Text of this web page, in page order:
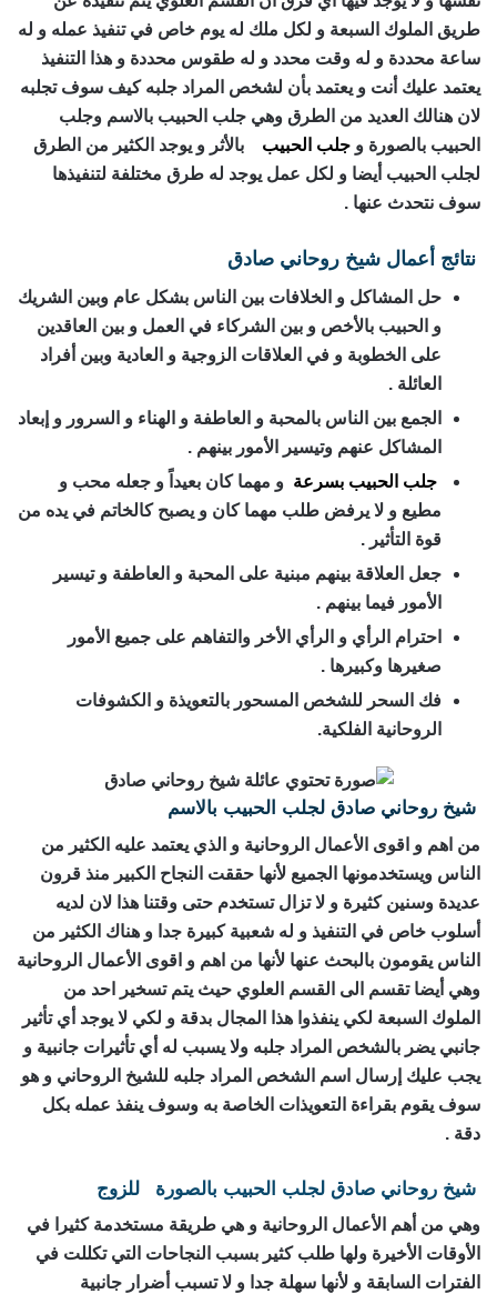
طريق الملوك السبعة و لكل ملك له يوم خاص في تنفيذ عمله و له
ساعة محددة و له وقت محدد و له طقوس محددة و هذا التنفيذ
يعتمد عليك أنت و يعتمد بأن لشخص المراد جلبه كيف سوف تجلبه
لان هنالك العديد من الطرق وهي جلب الحبيب بالاسم وجلب
الحبيب بالصورة و جلب الحبيب
بالأثر و يوجد الكثير من الطرق
لجلب الحبيب أيضا و لكل عمل يوجد له طرق مختلفة لتنفيذها
سوف نتحدث عنها .
نتائج أعمال شيخ روحاني صادق
حل المشاكل و الخلافات بين الناس بشكل عام وبين الشريك
و الحبيب بالأخص و بين الشركاء في العمل و بين العاقدين
على الخطوبة و في العلاقات الزوجية و العادية وبين أفراد
العائلة .
الجمع بين الناس بالمحبة و العاطفة و الهناء و السرور و إبعاد
المشاكل عنهم وتيسير الأمور بينهم .
جلب الحبيب بسرعة و مهما كان بعيداً و جعله محب و
مطيع و لا يرفض طلب مهما كان و يصبح كالخاتم في يده من
قوة التأثير .
جعل العلاقة بينهم مبنية على المحبة و العاطفة و تيسير
الأمور فيما بينهم .
احترام الرأي و الرأي الأخر والتفاهم على جميع الأمور
صغيرها وكبيرها .
فك السحر للشخص المسحور بالتعويذة و الكشوفات
الروحانية الفلكية.
شيخ روحاني صادق لجلب الحبيب بالاسم
من اهم و اقوى الأعمال الروحانية و الذي يعتمد عليه الكثير من
الناس ويستخدمونها الجميع لأنها حققت النجاح الكبير منذ قرون
عديدة وسنين كثيرة و لا تزال تستخدم حتى وقتنا هذا لان لديه
أسلوب خاص في التنفيذ و له شعبية كبيرة جدا و هناك الكثير من
الناس يقومون بالبحث عنها لأنها من اهم و اقوى الأعمال الروحانية
وهي أيضا تقسم الى القسم العلوي حيث يتم تسخير احد من
الملوك السبعة لكي ينفذوا هذا المجال بدقة و لكي لا يوجد أي تأثير
جانبي يضر بالشخص المراد جلبه ولا يسبب له أي تأثيرات جانبية و
يجب عليك إرسال اسم الشخص المراد جلبه للشيخ الروحاني و هو
سوف يقوم بقراءة التعويذات الخاصة به وسوف ينفذ عمله بكل
دقة .
شيخ روحاني صادق لجلب الحبيب بالصورة للزوج
وهي من أهم الأعمال الروحانية و هي طريقة مستخدمة كثيرا في
الأوقات الأخيرة ولها طلب كثير بسبب النجاحات التي تكللت في
الفترات السابقة و لأنها سهلة جدا و لا تسبب أضرار جانبية